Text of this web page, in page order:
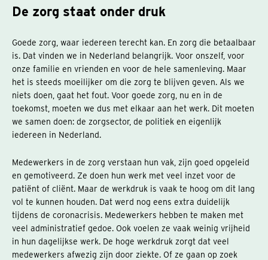
De zorg staat onder druk
Goede zorg, waar iedereen terecht kan. En zorg die betaalbaar
is. Dat vinden we in Nederland belangrijk. Voor onszelf, voor
onze familie en vrienden en voor de hele samenleving. Maar
het is steeds moeilijker om die zorg te blijven geven. Als we
niets doen, gaat het fout. Voor goede zorg, nu en in de
toekomst, moeten we dus met elkaar aan het werk. Dit moeten
we samen doen: de zorgsector, de politiek en eigenlijk
iedereen in Nederland.
Medewerkers in de zorg verstaan hun vak, zijn goed opgeleid
en gemotiveerd. Ze doen hun werk met veel inzet voor de
patiënt of cliënt. Maar de werkdruk is vaak te hoog om dit lang
vol te kunnen houden. Dat werd nog eens extra duidelijk
tijdens de coronacrisis. Medewerkers hebben te maken met
veel administratief gedoe. Ook voelen ze vaak weinig vrijheid
in hun dagelijkse werk. De hoge werkdruk zorgt dat veel
medewerkers afwezig zijn door ziekte. Of ze gaan op zoek